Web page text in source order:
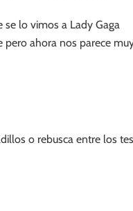
se lo vimos a Lady Gaga
pero ahora nos parece
o rebusca entre los